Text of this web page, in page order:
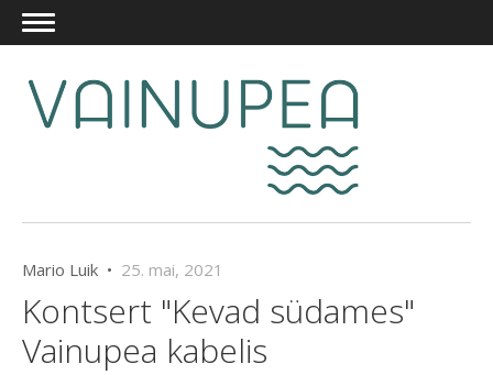
Mario Luik • 25. mai, 2021
Kontsert "Kevad südames"
Vainupea kabelis